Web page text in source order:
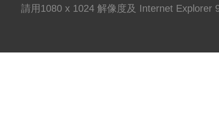
請用1080 x 1024 解像度及 Internet Explorer